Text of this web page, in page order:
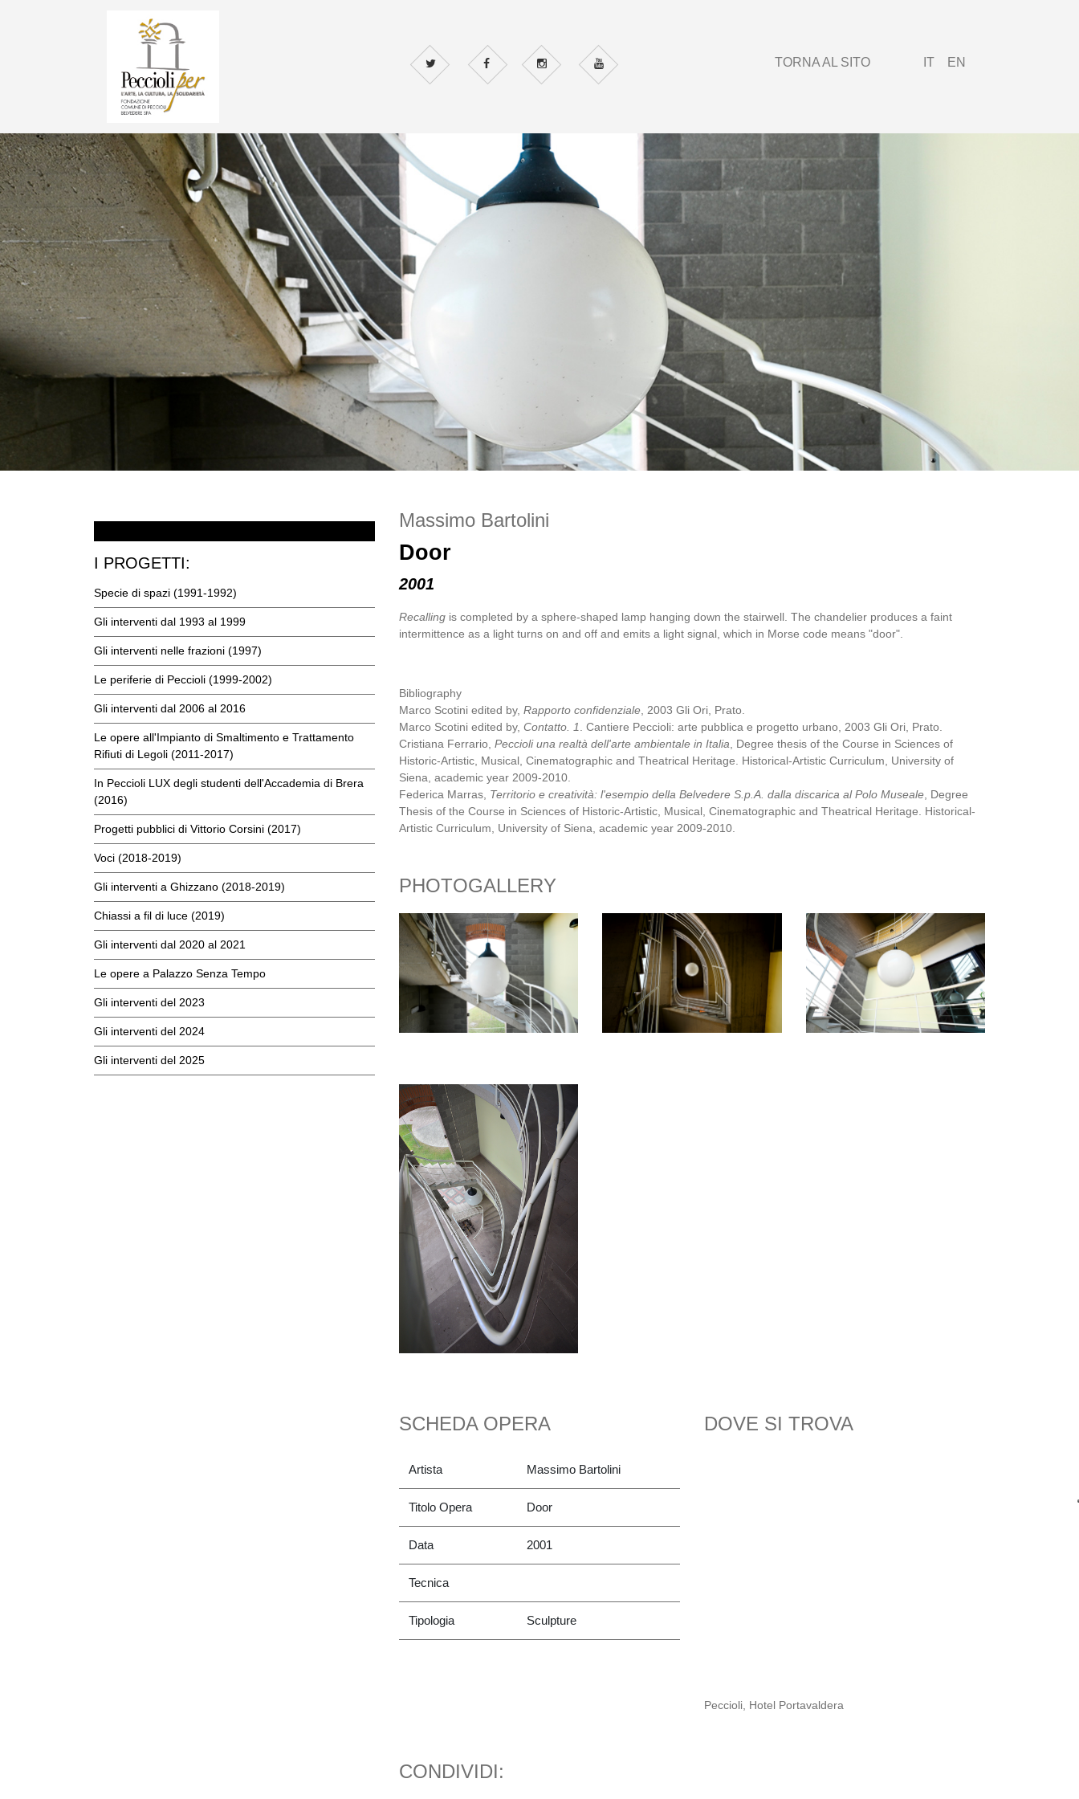
TORNA AL SITO IT EN
I PROGETTI:
Specie di spazi (1991-1992)
Gli interventi dal 1993 al 1999
Gli interventi nelle frazioni (1997)
Le periferie di Peccioli (1999-2002)
Gli interventi dal 2006 al 2016
Le opere all'Impianto di Smaltimento e Trattamento
Rifiuti di Legoli (2011-2017)
In Peccioli LUX degli studenti dell'Accademia di Brera
(2016)
Progetti pubblici di Vittorio Corsini (2017)
Voci (2018-2019)
Gli interventi a Ghizzano (2018-2019)
Chiassi a fil di luce (2019)
Gli interventi dal 2020 al 2021
Le opere a Palazzo Senza Tempo
Gli interventi del 2023
Gli interventi del 2024
Gli interventi del 2025
Massimo Bartolini
Door
2001
Recalling is completed by a sphere-shaped lamp hanging down the stairwell. The chandelier produces a faint
intermittence as a light turns on and off and emits a light signal, which in Morse code means "door".
Bibliography
Marco Scotini edited by, Rapporto confidenziale , 2003 Gli Ori, Prato.
Marco Scotini edited by, Contatto. 1
. Cantiere Peccioli: arte pubblica e progetto urbano, 2003 Gli Ori, Prato.
Cristiana Ferrario, Peccioli una realtà dell'arte ambientale in Italia , Degree thesis of the Course in Sciences of
Historic-Artistic, Musical, Cinematographic and Theatrical Heritage. Historical-Artistic Curriculum, University of
Siena, academic year 2009-2010.
Federica Marras, Territorio e creatività: l'esempio della Belvedere S.p.A. dalla discarica al Polo Museale , Degree
Thesis of the Course in Sciences of Historic-Artistic, Musical, Cinematographic and Theatrical Heritage. Historical-
Artistic Curriculum, University of Siena, academic year 2009-2010.
PHOTOGALLERY
SCHEDA OPERA
Artista Massimo Bartolini
Titolo Opera Door
Data 2001
Tecnica
Tipologia Sculpture
DOVE SI TROVA
Peccioli, Hotel Portavaldera
CONDIVIDI: